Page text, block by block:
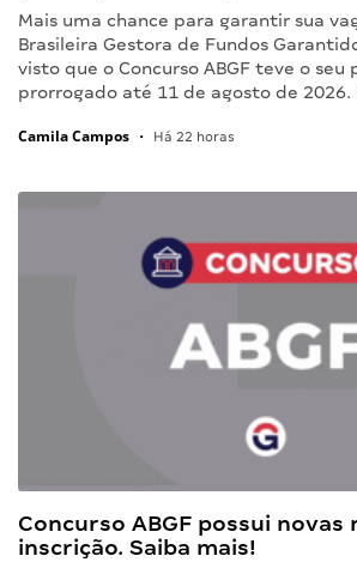
Mais uma chance para garantir sua
Brasileira Gestora de Fundos
visto que o Concurso ABGF teve o seu
prorrogado até 11 de agosto de
Camila Campos • Há 22 horas
Concurso ABGF possui novas
inscrição. Saiba mais!